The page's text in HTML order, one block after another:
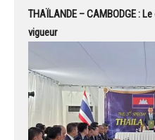
THAÏLANDE – CAMBODGE :
vigueur